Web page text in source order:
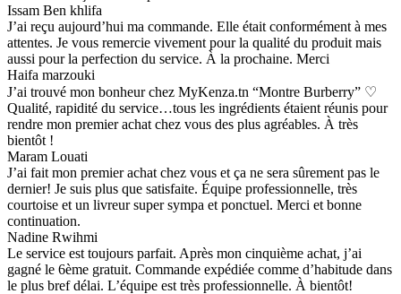
Issam Ben khlifa
J’ai reçu aujourd’hui ma commande. Elle était conformément à mes
attentes. Je vous remercie vivement pour la qualité du produit mais
aussi pour la perfection du service. À la prochaine. Merci
Haifa marzouki
J’ai trouvé mon bonheur chez MyKenza.tn “Montre Burberry” ♡
Qualité, rapidité du service…tous les ingrédients étaient réunis pour
rendre mon premier achat chez vous des plus agréables. À très
bientôt !
Maram Louati
J’ai fait mon premier achat chez vous et ça ne sera sûrement pas le
dernier! Je suis plus que satisfaite. Équipe professionnelle, très
courtoise et un livreur super sympa et ponctuel. Merci et bonne
continuation.
Nadine Rwihmi
Le service est toujours parfait. Après mon cinquième achat, j’ai
gagné le 6ème gratuit. Commande expédiée comme d’habitude dans
le plus bref délai. L’équipe est très professionnelle. À bientôt!